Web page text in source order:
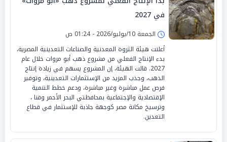
في 2027
الجمعة 10/يوليو/2026 - 01:24 ص
أعلنت هيئة الثروة المعدنية والصناعات التعدينية المصرية،
بدء الإنتاج الفعلي من مشروع ذهب أبو مروات خلال عام
2027. قالت الهيئة، إن المشروع يسهم في زيادة إنتاج
الذهب، وجذب المزيد من الإستثمارات التعدينية، وتوفير
فرص عمل مباشرة وغير مباشرة، ودعم خطط التنمية
الإقتصادية والإجتماعية بمحافظتي البحر الأحمر وقنا ،
وترسيخ مكانة مصر كوجهة جاذبة للإستثمار في قطاع
التعدين.